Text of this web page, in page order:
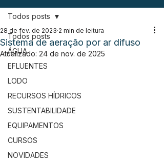
Todos posts
ÁGUA
EFLUENTES
LODO
RECURSOS HÍDRICOS
SUSTENTABILIDADE
EQUIPAMENTOS
CURSOS
NOVIDADES
Todos posts
Sistema de aeração por ar difuso
28 de fev. de 2023 2 min de leitura
Atualizado: 24 de nov. de 2025